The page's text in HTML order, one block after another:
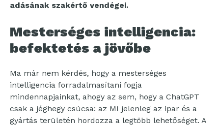
adásának szakértő vendégei.
Mesterséges intelligencia:
befektetés a jövőbe
Ma már nem kérdés, hogy a mesterséges
intelligencia forradalmasítani fogja
mindennapjainkat, ahogy az sem, hogy a ChatGPT
csak a jéghegy csúcsa: az MI jelenleg az ipar és a
gyártás területén hordozza a legtöbb lehetőséget. A